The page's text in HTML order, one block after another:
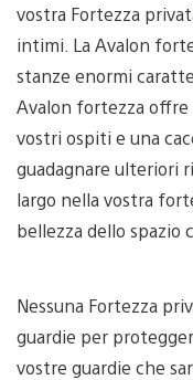
vostra Fortezza
intimi. La Avalon
stanze enormi
Avalon fortezza
vostri ospiti e una
guadagnare ulteriori
largo nella vostra
bellezza dello spazio
Nessuna Fortezza
guardie per
vostre guardie che